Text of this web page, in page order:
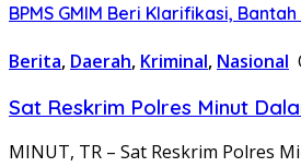
BPMS GMIM Beri Klarifikasi,
Berita, Daerah, Kriminal, Nasional
Sat Reskrim Polres Minut
MINUT, TR – Sat Reskrim Polres